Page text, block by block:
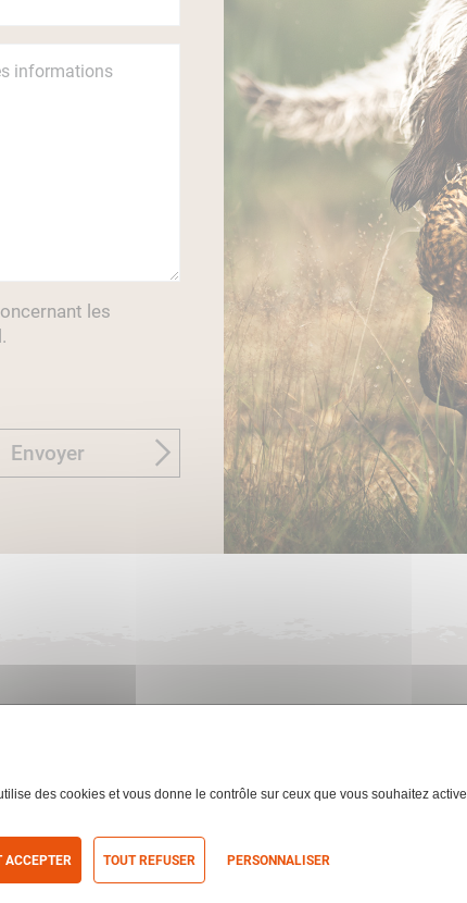
les
Envoyer
des cookies et vous donne le contrôle sur ceux que vous souhaitez
ACCEPTER TOUT REFUSER PERSONNALISER